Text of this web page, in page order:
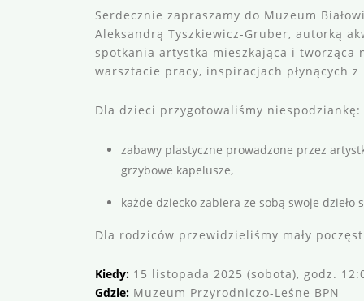
Serdecznie zapraszamy do Muzeum
Aleksandrą Tyszkiewicz-Gruber, autorką
spotkania artystka mieszkająca i tworząca
warsztacie pracy, inspiracjach płynących z
Dla dzieci przygotowaliśmy niespodziankę:
zabawy plastyczne prowadzone przez
grzybowe kapelusze,
każde dziecko zabiera ze sobą swoje dzieło
Dla rodziców przewidzieliśmy mały
Kiedy: 15 listopada 2025 (sobota), godz.
Gdzie: Muzeum Przyrodniczo-Leśne BPN